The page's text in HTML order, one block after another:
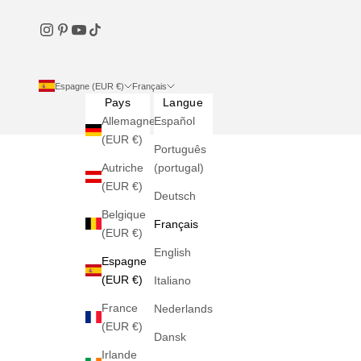
Espagne (EUR €)
Pays
Allemagne
(EUR €)
Autriche
(EUR €)
Belgique
(EUR €)
Espagne
(EUR €)
France
(EUR €)
Irlande
Français
Langue
Español
Português
(portugal)
Deutsch
Français
English
Italiano
Nederlands
Dansk